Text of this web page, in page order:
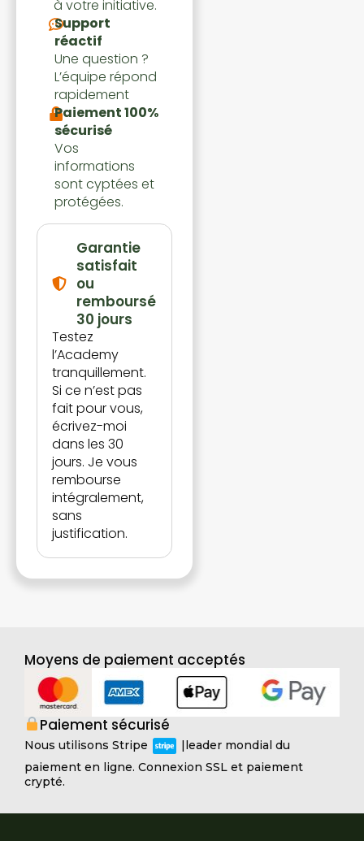
à votre initiative.
Support
réactif
Une question ?
L’équipe répond
rapidement
Paiement 100%
sécurisé
Vos
informations
sont cyptées et
protégées.
Garantie
satisfait
ou
remboursé
30 jours
Testez
l’Academy
tranquillement.
Si ce n’est pas
fait pour vous,
écrivez-moi
dans les 30
jours. Je vous
rembourse
intégralement,
sans
justification.
Moyens de paiement acceptés
Paiement sécurisé
Nous utilisons Stripe
|leader mondial du
paiement en ligne. Connexion SSL et paiement
crypté.